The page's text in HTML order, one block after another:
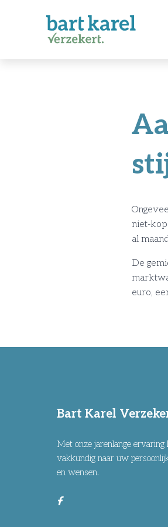
niet-
al
De
euro,
Bart Karel
Met onze jarenlange
vakkundig naar uw
en wensen.